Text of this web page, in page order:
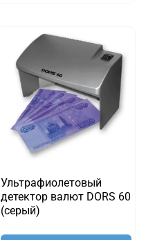
Ультрафиолетовый
детектор валют DORS 60
(серый)